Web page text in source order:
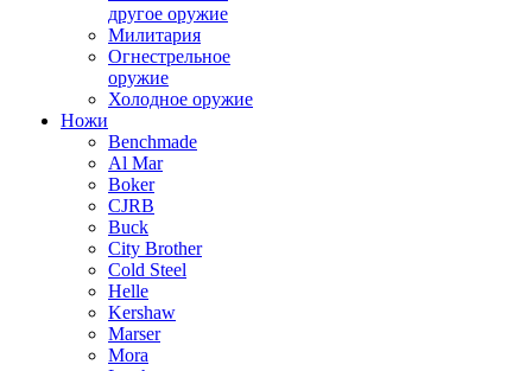
другое оружие
Милитария
Огнестрельное
оружие
Холодное оружие
Ножи
Benchmade
Al Mar
Boker
CJRB
Buck
City Brother
Cold Steel
Helle
Kershaw
Marser
Mora